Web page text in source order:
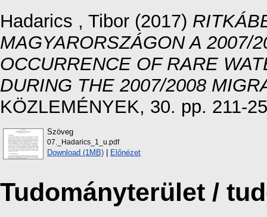
Hadarics , Tibor (2017)
MAGYARORSZÁGON A 2007/
OCCURRENCE OF RARE
DURING THE 2007/2008
KÖZLEMÉNYEK, 30. pp. 211-
Szöveg
07._Hadarics_1_u.pdf
Download (1MB) | Előnézet
Tudományterület /